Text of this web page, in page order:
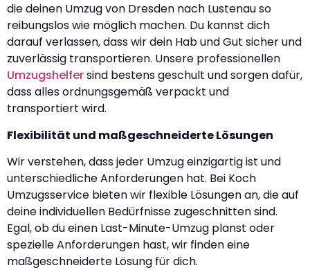
die deinen Umzug von Dresden nach Lustenau so
reibungslos wie möglich machen. Du kannst dich
darauf verlassen, dass wir dein Hab und Gut sicher und
zuverlässig transportieren. Unsere professionellen
Umzugshelfersind bestens geschult und sorgen dafür,
dass alles ordnungsgemäß verpackt und
transportiert wird.
Flexibilität und maßgeschneiderte Lösungen
Wir verstehen, dass jeder Umzug einzigartig ist und
unterschiedliche Anforderungen hat. Bei Koch
Umzugsservice bieten wir flexible Lösungen an, die auf
deine individuellen Bedürfnisse zugeschnitten sind.
Egal, ob du einen Last-Minute-Umzug planst oder
spezielle Anforderungen hast, wir finden eine
maßgeschneiderte Lösung für dich.